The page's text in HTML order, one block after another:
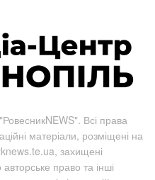
Всі права
матеріали, розміщені на
захищені
право та інші